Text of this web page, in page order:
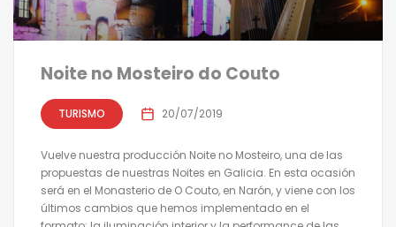
Noite no Mosteiro do Couto
TURISMO 20/07/2019
Vuelve nuestra producción Noite no Mosteiro, una de las
propuestas de nuestras Noites en Galicia. En esta ocasión
será en el Monasterio de O Couto, en Narón, y viene con los
últimos cambios que hemos implementado en el